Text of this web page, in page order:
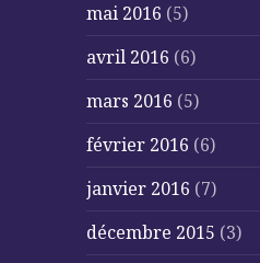
mai 2016 (5)
avril 2016 (6)
mars 2016 (5)
février 2016 (6)
janvier 2016 (7)
décembre 2015 (3)